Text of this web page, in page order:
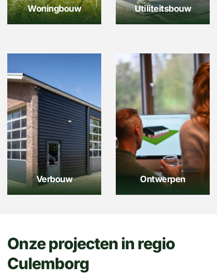
Woningbouw Utiliteitsbouw
Verbouw Ontwerpen
Onze projecten in regio
Culemborg